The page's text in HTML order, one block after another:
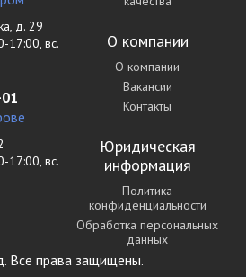
д. 29
17:00, вс.
17:00, вс.
О компании
О компании
Вакансии
Контакты
Юридическая
информация
Политика
конфиденциальности
Обработка персональных
данных
Все права защищены.